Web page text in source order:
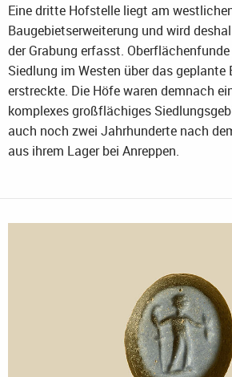
Eine dritte Hofstelle liegt am
Baugebietserweiterung und wird
der Grabung erfasst.
Siedlung im Westen über das geplante
erstreckte. Die Höfe waren demnach
komplexes großflächiges
auch noch zwei Jahrhunderte nach
aus ihrem Lager bei Anreppen.